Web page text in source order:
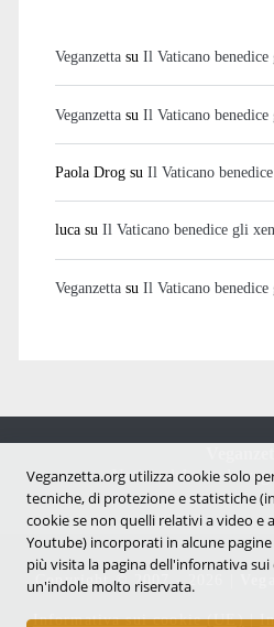
Veganzettasu Il Vaticano
Veganzettasu Il Vaticano
Paola Drogsu Il Vaticano
lucasu Il Vaticano benedice gli
Veganzettasu Il Vaticano
Notizie dal mondo
Copyright © 2007 - 2026 |
Informativa sui cookie (UE)|
Veganzetta.org utilizza cookie solo
tecniche, di protezione e statistiche
cookie se non quelli relativi a video e
Youtube) incorporati in alcune
più visita la pagina dell'infornativa sui
un'indole molto riservata.